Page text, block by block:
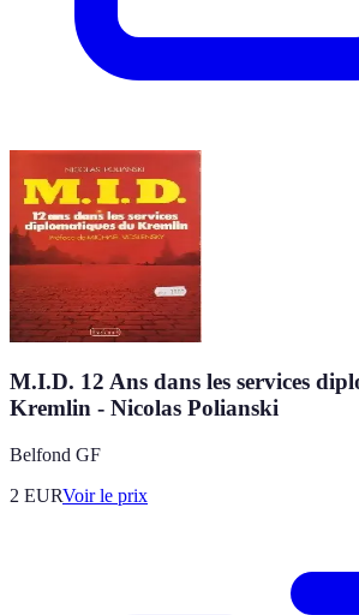
M.I.D. 12 Ans dans les services
Kremlin - Nicolas Polianski
Belfond GF
2 EURVoir le prix